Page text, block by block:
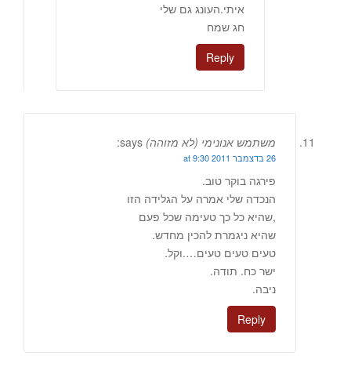
איתי.העונג גם שלי
חג שמח
Reply
משתמש אנונימי (לא מזוהה) says:
26 בדצמבר 2011 at 9:30
פירגה בוקר טוב.
הנכדה שלי אמרה על הגלידה הזו
,שהיא כל כך טעימה שכל פעם
שהיא ניגמרת להכין מחדש.
טעים טעים טעים….וקל.
ישר כח. תודה.
ניבה.
Reply